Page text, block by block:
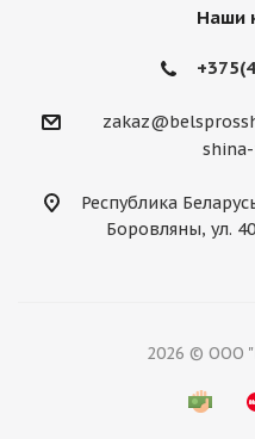
Наши
Республика
Боровляны, ул.
2026 © ООО